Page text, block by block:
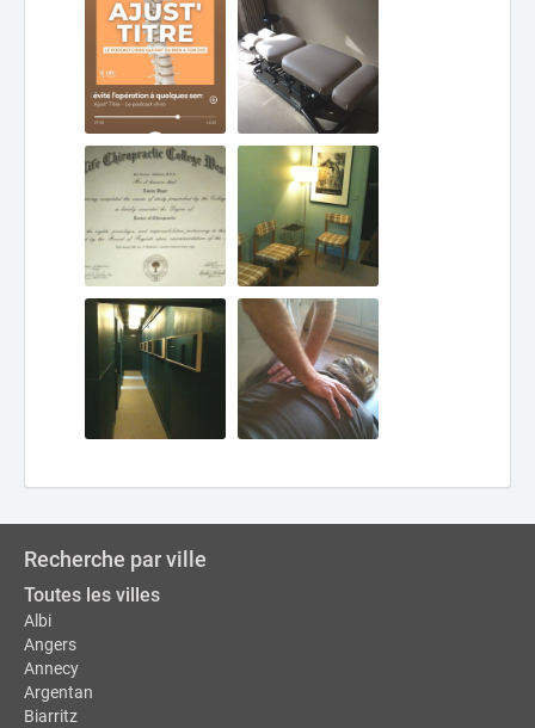
Recherche par ville
Toutes les villes
Albi
Angers
Annecy
Argentan
Biarritz